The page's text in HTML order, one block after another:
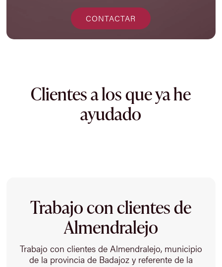
CONTACTAR
Clientes a los que ya he
ayudado
Trabajo con clientes de
Almendralejo
Trabajo con clientes de Almendralejo, municipio
de la provincia de Badajoz y referente de la